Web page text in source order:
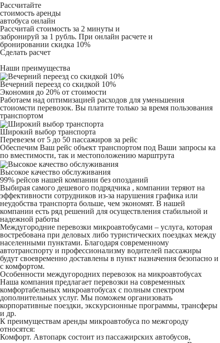
Рассчитайте
стоимость аренды
автобуса онлайн
Рассчитай стоимость за 2 минуты и
забронируй за 1 рубль. При онлайн расчете и
бронировании скидка 10%
Сделать расчет
Наши преимущества
Вечерний переезд со скидкой 10%
Экономия до 20% от стоимости
Работаем над оптимизацией расходов для уменьшения
стоиомсти перевозок. Вы платите только за время пользования
транспортом
Широкий выбор транспорта
Перевезем от 5 до 50 пассажиров за рейс
Обеспечим Ваш рейс объект транспортом под Ваши запросы ка
по вместимости, так и местоположению марштрута
Высокое качество обслуживания
99% рейсов нашей компании без опозданий
Выбирая самого дешевого подрядчика , компании теряют на
эффективности сотрудников из-за нарушения графика или
неудобства транспорта больше, чем экономят. В нашей
компании есть ряд решений для осуществления стабильной и
надежной работы
Междугородние перевозки микроавтобусами – услуга, которая
востребована при деловых либо туристических поездках между
населенными пунктами. Благодаря современному
автотранспорту и профессионализму водителей пассажиры
будут своевременно доставлены в пункт назначения безопасно и
с комфортом.
Особенности междугородних перевозок на микроавтобусах
Наша компания предлагает перевозки на современных
комфортабельных микроавтобусах с полным спектром
дополнительных услуг. Мы поможем организовать
корпоративные поездки, экскурсионные программы, трансферы
и др.
К преимуществам аренды микроавтобуса по межгороду
относятся:
Комфорт. Автопарк состоит из пассажирских автобусов,